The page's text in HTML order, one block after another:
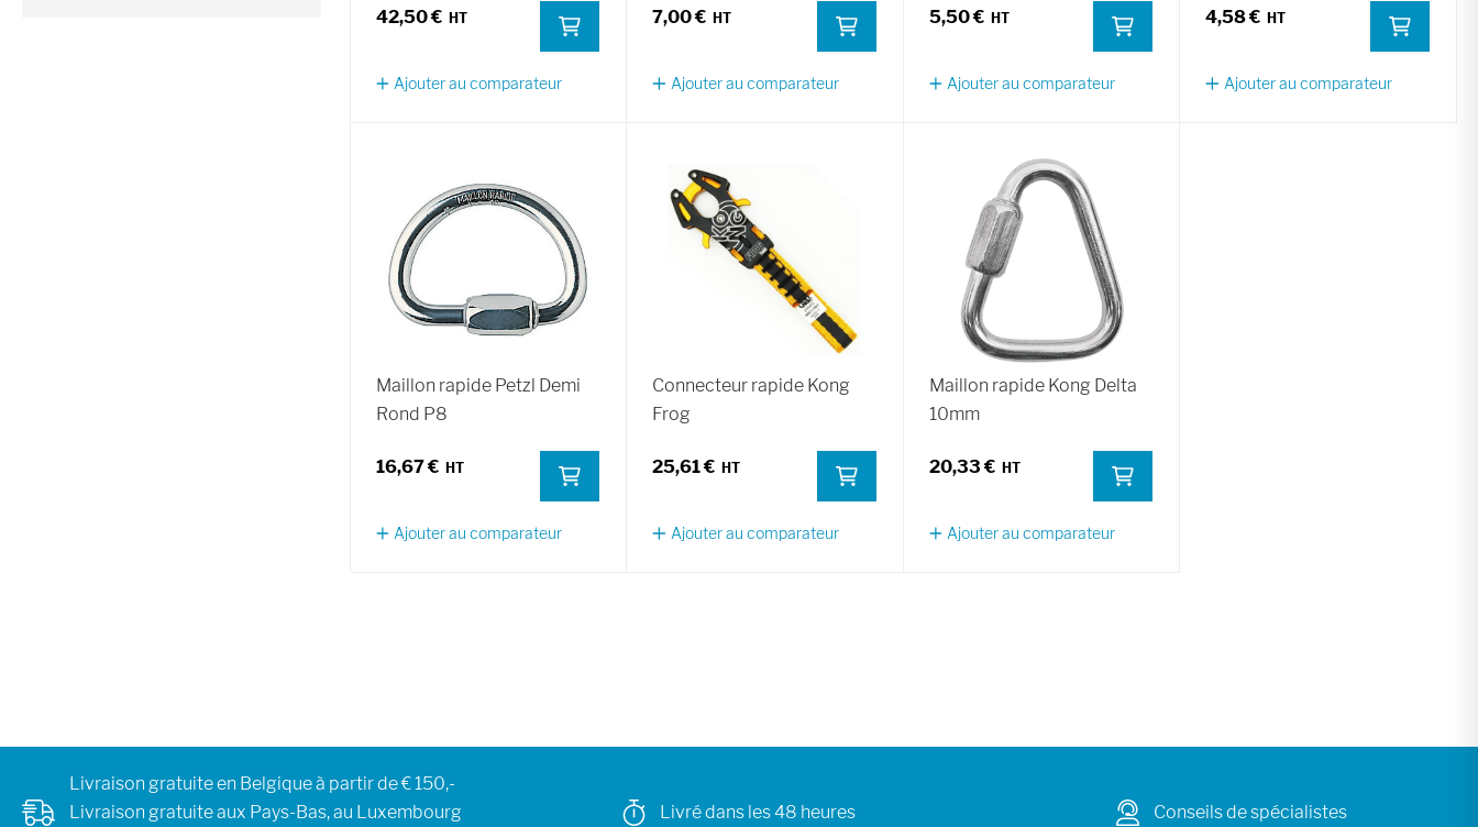
42,50 €
Ajouter au comparateur
7,00 €
Ajouter au comparateur
5,50 €
Ajouter au comparateur
4,58 €
Ajouter au comparateur
Maillon rapide Petzl Demi
Rond P8
16,67 €
Ajouter au comparateur
Connecteur rapide Kong
Frog
25,61 €
Ajouter au comparateur
Maillon rapide Kong Delta
10mm
20,33 €
Ajouter au comparateur
Livraison gratuite en Belgique à partir de € 150,-
Livraison gratuite aux Pays-Bas, au Luxembourg
Livré dans les 48 heures Conseils de spécialistes